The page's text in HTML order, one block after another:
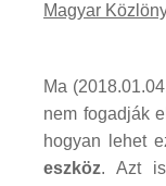
Magyar
Ma
nem fogadják
hogyan lehet
eszköz. Azt is